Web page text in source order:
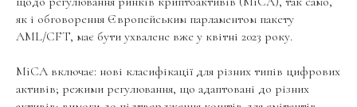
як і обговорення Європейським парламентом пакету
AML/CFT, має бути ухвалене вже у квітні 2023 року.
MiCA включає: нові класифікації для різних типів цифрових
активів; режими регулювання, що адаптовані до різних